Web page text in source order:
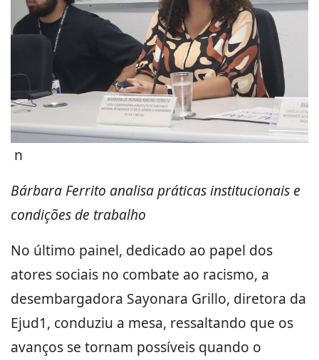
n
Bárbara Ferrito analisa práticas institucionais e
condições de trabalho
No último painel, dedicado ao papel dos
atores sociais no combate ao racismo, a
desembargadora Sayonara Grillo, diretora da
Ejud1, conduziu a mesa, ressaltando que os
avanços se tornam possíveis quando o